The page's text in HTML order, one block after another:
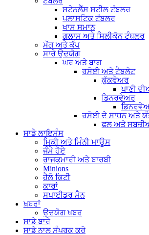
ਸਟੇਨਲੈੱਸ ਸਟੀਲ ਟੰਬਲਰ
ਪਲਾਸਟਿਕ ਟੰਬਲਰ
ਖਾਸ ਸਮਾਨ
ਗਲਾਸ ਅਤੇ ਸਿਲੀਕੋਨ ਟੰਬਲਰ
ਮੱਗ ਅਤੇ ਕੱਪ
ਸਾਰੇ ਉਦਯੋਗ
ਘਰ ਅਤੇ ਬਾਗ
ਰਸੋਈ ਅਤੇ ਟੈਬਲੇਟ
ਕੁੱਕਵੇਅਰ
ਪਾਣੀ
ਡਿਨਰਵੇਅਰ
ਰਸੋਈ ਦੇ ਸਾਧਨ ਅਤੇ
ਫਲ ਅਤੇ
ਸਾਡੇ ਲਾਇਸੰਸ
ਮਿਕੀ ਅਤੇ ਮਿੰਨੀ ਮਾਊਸ
ਜੰਮੇ ਹੋਏ
ਰਾਜਕੁਮਾਰੀ ਅਤੇ ਬਾਰਬੀ
Minions
ਹੈਲੋ ਕਿਟੀ
ਕਾਰਾਂ
ਸਪਾਈਡਰ ਮੈਨ
ਖ਼ਬਰਾਂ
ਉਦਯੋਗ ਖਬਰ
ਸਾਡੇ ਬਾਰੇ
ਸਾਡੇ ਨਾਲ ਸੰਪਰਕ ਕਰੋ